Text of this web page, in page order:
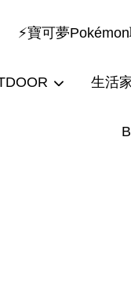
⚡寶可夢Pokémon
生活